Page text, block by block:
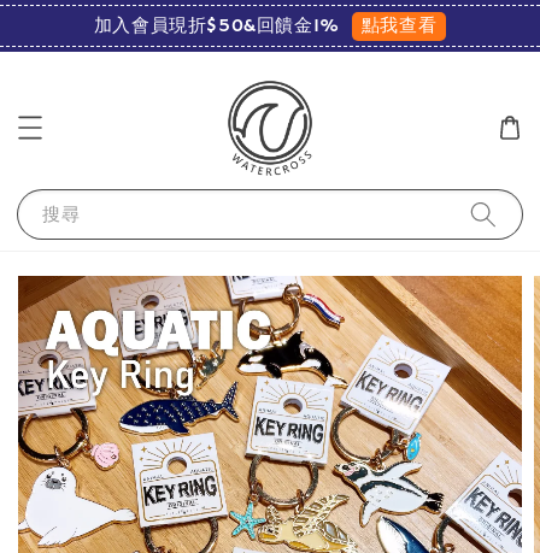
加入會員現折$50&回饋金1% 點我查看
搜尋